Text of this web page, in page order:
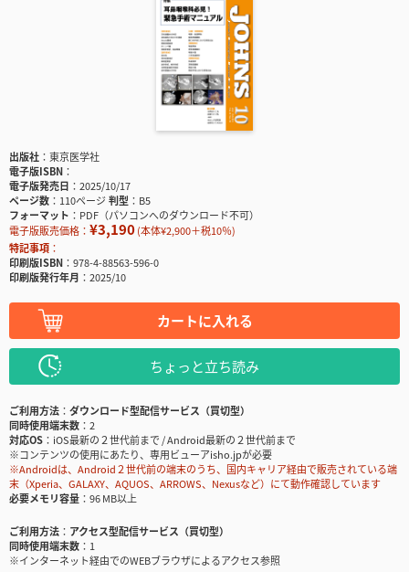
出版社
東京医学社
電子版ISBN
電子版発売日
2025/10/17
ページ数
110ページ判型
B5
フォーマット
PDF（パソコンへのダウンロード不可）
電子版販売価格： ¥3,190(本体¥2,900＋税10％)
特記事項
印刷版ISBN
978-4-88563-596-0
印刷版発行年月
2025/10
カートに入れる
ちょっと立ち読み
ご利用方法
ダウンロード型配信サービス（買切型）
同時使用端末数
2
対応OS
iOS最新の２世代前まで / Android最新の２世代前まで
※コンテンツの使用にあたり、専用ビューアisho.jpが必要
※Androidは、Android２世代前の端末のうち、国内キャリア経由で販売されている端
末（Xperia、GALAXY、AQUOS、ARROWS、Nexusなど）にて動作確認しています
必要メモリ容量
96 MB以上
ご利用方法
アクセス型配信サービス（買切型）
同時使用端末数
1
※インターネット経由でのWEBブラウザによるアクセス参照